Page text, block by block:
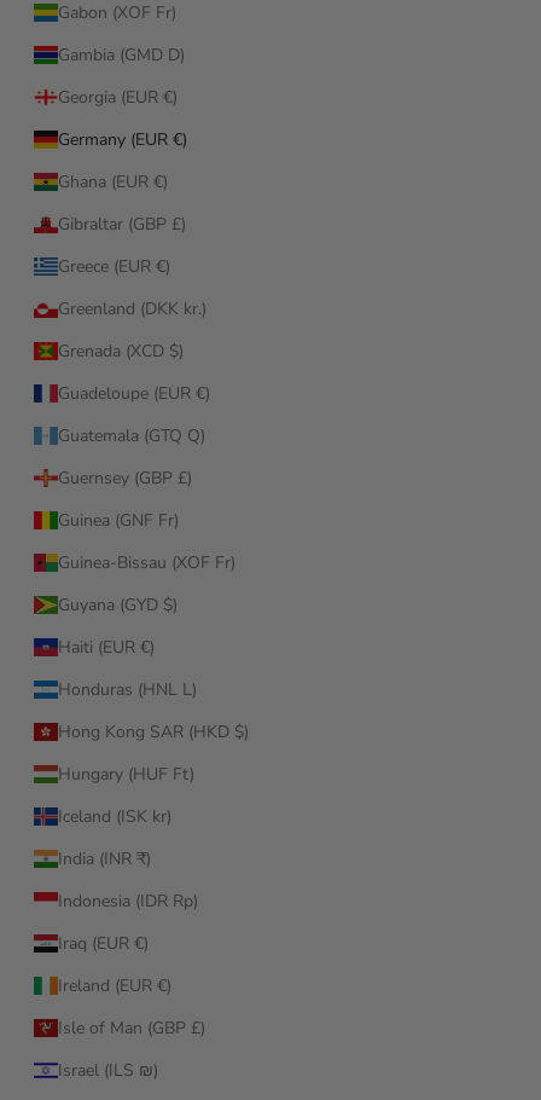
Gabon (XOF Fr)
Gambia (GMD D)
Georgia (EUR €)
Germany (EUR €)
Ghana (EUR €)
Gibraltar (GBP £)
Greece (EUR €)
Greenland (DKK kr.)
Grenada (XCD $)
Guadeloupe (EUR €)
Guatemala (GTQ Q)
Guernsey (GBP £)
Guinea (GNF Fr)
Guinea-Bissau (XOF Fr)
Guyana (GYD $)
Haiti (EUR €)
Honduras (HNL L)
Hong Kong SAR (HKD $)
Hungary (HUF Ft)
Iceland (ISK kr)
India (INR ₹)
Indonesia (IDR Rp)
Iraq (EUR €)
Ireland (EUR €)
Isle of Man (GBP £)
Israel (ILS ₪)